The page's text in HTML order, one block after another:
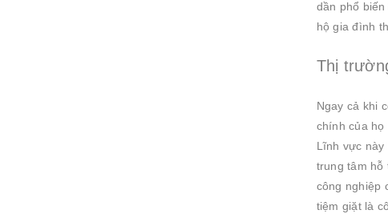
dần phổ
hộ gia đình
Thị
Ngay cả khi
chính của
Lĩnh vực này
trung tâm hỗ
công nghiệp
tiệm giặt là